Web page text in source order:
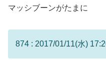
マッシブーンがたまに
874 : 2017/01/11(水)